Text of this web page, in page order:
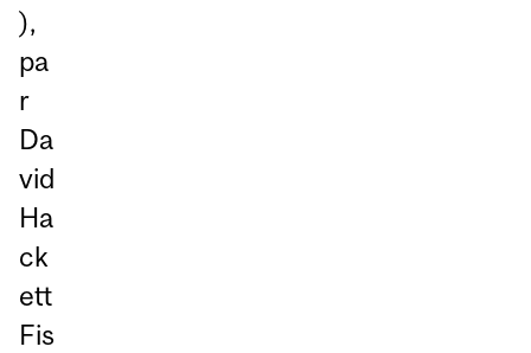
),
pa
r
Da
vid
Ha
ck
ett
Fis